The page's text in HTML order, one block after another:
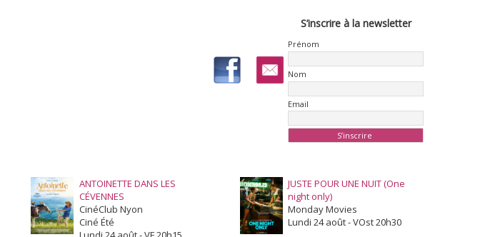
S’inscrire à la newsletter
Prénom
Nom
Email
ANTOINETTE DANS LES
CÉVENNES
CinéClub Nyon
Ciné Été
JUSTE POUR UNE NUIT (One
night only)
Monday Movies
Lundi 24 août - VOst 20h30